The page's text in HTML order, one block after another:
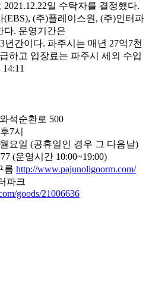
2021.12.22일 수탁자를 결정했다.
(주)플레이스원, (주)인터파
다. 운영기간은
년간이다. 파주시는 매년 27억7천
하고 입장료는 파주시 세외 수입
석순환로 500
7시
요일 (공휴일인 경우 그 다음날)
(운영시간 10:00~19:00)
름 http://www.pajunoligoorm.com/
파크
goods/21006636